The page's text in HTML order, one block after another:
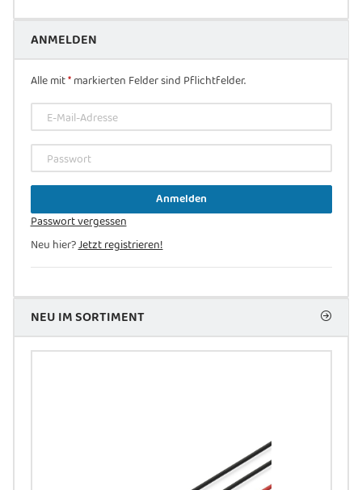
ANMELDEN
Alle mit*markierten Felder sind Pflichtfelder.
E-Mail-Adresse
Passwort
Anmelden
Passwort vergessen
Neu hier?Jetzt registrieren!
NEU IM SORTIMENT